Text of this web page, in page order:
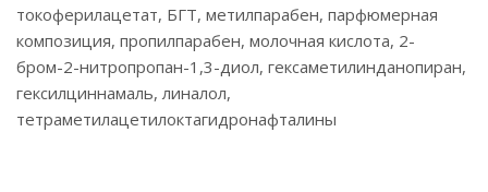
токоферилацетат, БГТ, метилпарабен, парфюмерная
композиция, пропилпарабен, молочная кислота, 2-
бром-2-нитропропан-1,3-диол, гексаметилинданопиран,
гексилциннамаль, линалол,
тетраметилацетилоктагидронафталины